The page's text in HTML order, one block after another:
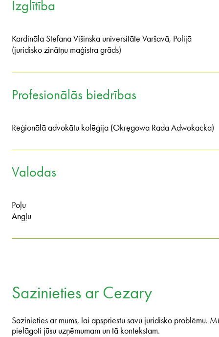
Izglītība
Kardināla Stefana Višinska universitāte Varšavā, Polijā
(juridisko zinātņu maģistra grāds)
Profesionālās biedrības
Reģionālā advokātu kolēģija (Okręgowa Rada Adwokacka)
Valodas
Poļu
Angļu
Sazinieties ar Cezary
Sazinieties ar mums, lai apspriestu savu juridisko problēmu.
pielāgoti jūsu uzņēmumam un tā kontekstam.